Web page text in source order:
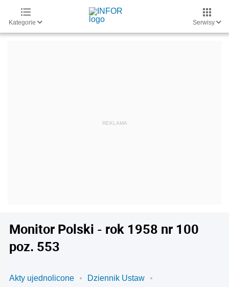
Kategorie Serwisy
Monitor Polski - rok 1958 nr 100
poz. 553
Akty ujednolicone
Dziennik Ustaw